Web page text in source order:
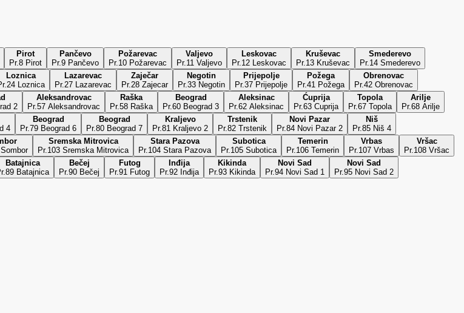
Pirot
Pr.8 Pirot
Pančevo
Pr.9 Pančevo
Požarevac
Pr.10 Požarevac
Valjevo
Pr.11 Valjevo
Leskovac
Pr.12 Leskovac
Kruševac
Pr.13 Kruševac
Smederevo
Pr.14 Smederevo
Loznica
Loznica
Lazarevac
Pr.27 Lazarevac
Zaječar
Pr.28 Zajecar
Negotin
Pr.33 Negotin
Prijepolje
Pr.37 Prijepolje
Požega
Pr.41 Požega
Obrenovac
Pr.42 Obrenovac
2
Aleksandrovac
Pr.57 Aleksandrovac
Raška
Pr.58 Raška
Beograd
Pr.60 Beograd 3
Aleksinac
Pr.62 Aleksinac
Ćuprija
Pr.63 Cuprija
Topola
Pr.67 Topola
Arilje
Pr.68 Arilje
4
Beograd
Pr.79 Beograd 6
Beograd
Pr.80 Beograd 7
Kraljevo
Pr.81 Kraljevo 2
Trstenik
Pr.82 Trstenik
Novi Pazar
Pr.84 Novi Pazar 2
Niš
Pr.85 Niš 4
Sremska Mitrovica
Pr.103 Sremska Mitrovica
Stara Pazova
Pr.104 Stara Pazova
Subotica
Pr.105 Subotica
Temerin
Pr.106 Temerin
Vrbas
Pr.107 Vrbas
Vršac
Pr.108 Vršac
Batajnica
Batajnica
Bečej
Pr.90 Bečej
Futog
Pr.91 Futog
Inđija
Pr.92 Inđija
Kikinda
Pr.93 Kikinda
Novi Sad
Pr.94 Novi Sad 1
Novi Sad
Pr.95 Novi Sad 2